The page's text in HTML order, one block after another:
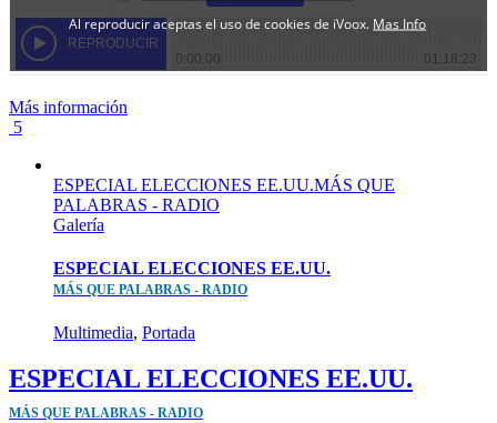
Más información
5
ESPECIAL ELECCIONES EE.UU.MÁS QUE
PALABRAS - RADIO
Galería
ESPECIAL ELECCIONES EE.UU.
MÁS QUE PALABRAS - RADIO
Multimedia, Portada
ESPECIAL ELECCIONES EE.UU.
MÁS QUE PALABRAS - RADIO